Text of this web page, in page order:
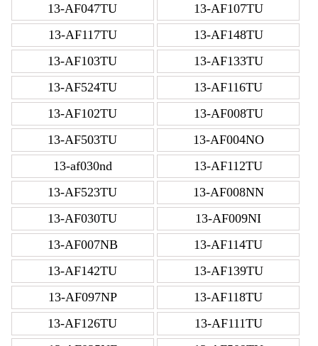
13-AF047TU
13-AF107TU
13-AF117TU
13-AF148TU
13-AF103TU
13-AF133TU
13-AF524TU
13-AF116TU
13-AF102TU
13-AF008TU
13-AF503TU
13-AF004NO
13-af030nd
13-AF112TU
13-AF523TU
13-AF008NN
13-AF030TU
13-AF009NI
13-AF007NB
13-AF114TU
13-AF142TU
13-AF139TU
13-AF097NP
13-AF118TU
13-AF126TU
13-AF111TU